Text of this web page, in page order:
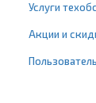
Услуги
Акции и